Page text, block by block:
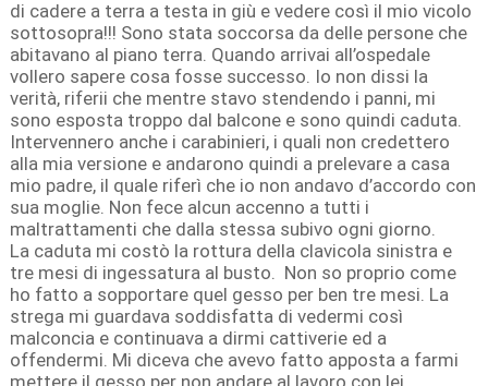
di cadere a terra a testa in giù e vedere così il mio vicolo
sottosopra!!! Sono stata soccorsa da delle persone che
abitavano al piano terra. Quando arrivai all’ospedale
vollero sapere cosa fosse successo. Io non dissi la
verità, riferii che mentre stavo stendendo i panni, mi
sono esposta troppo dal balcone e sono quindi caduta.
Intervennero anche i carabinieri, i quali non credettero
alla mia versione e andarono quindi a prelevare a casa
mio padre, il quale riferì che io non andavo d’accordo con
sua moglie. Non fece alcun accenno a tutti i
maltrattamenti che dalla stessa subivo ogni giorno.
La caduta mi costò la rottura della clavicola sinistra e
tre mesi di ingessatura al busto. Non so proprio come
ho fatto a sopportare quel gesso per ben tre mesi. La
strega mi guardava soddisfatta di vedermi così
malconcia e continuava a dirmi cattiverie ed a
offendermi. Mi diceva che avevo fatto apposta a farmi
mettere il gesso per non andare al lavoro con lei.